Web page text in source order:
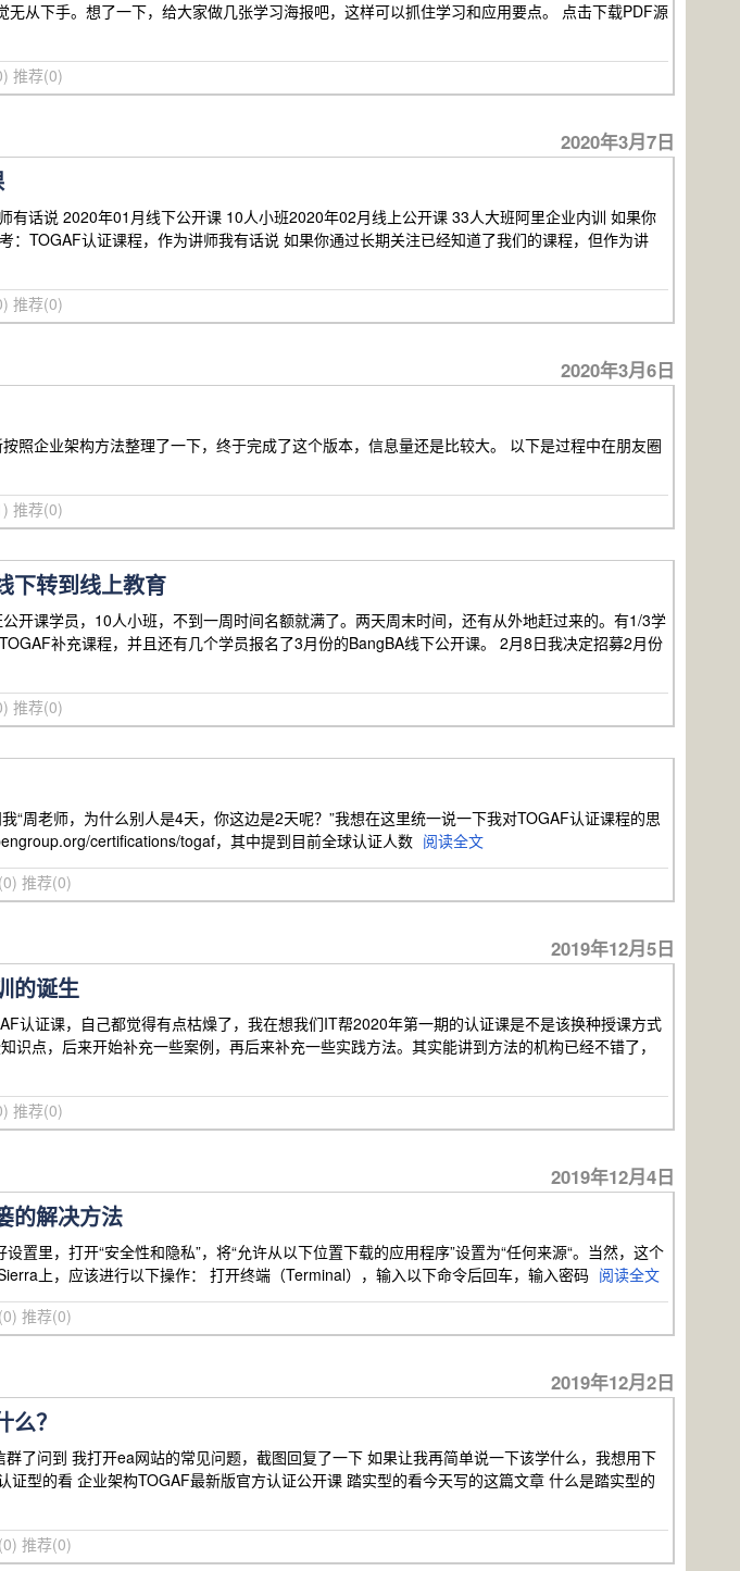
从下手。想了一下，给大家做几张学习海报吧，这样可以抓住学习和应用要点。 点击下载PDF源
推荐(0)
2020年3月7日
有话说 2020年01月线下公开课 10人小班2020年02月线上公开课 33人大班阿里企业内训 如果你
：TOGAF认证课程，作为讲师我有话说 如果你通过长期关注已经知道了我们的课程，但作为讲
推荐(0)
2020年3月6日
照企业架构方法整理了一下，终于完成了这个版本，信息量还是比较大。 以下是过程中在朋友圈
推荐(0)
下转到线上教育
开课学员，10人小班，不到一周时间名额就满了。两天周末时间，还有从外地赶过来的。有1/3学
补充课程，并且还有几个学员报名了3月份的BangBA线下公开课。 2月8日我决定招募2月份
推荐(0)
“周老师，为什么别人是4天，你这边是2天呢？”我想在这里统一说一下我对TOGAF认证课程的思
certifications/togaf，其中提到目前全球认证人数 阅读全文
推荐(0)
2019年12月5日
的诞生
认证课，自己都觉得有点枯燥了，我在想我们IT帮2020年第一期的认证课是不是该换种授课方式
识点，后来开始补充一些案例，再后来补充一些实践方法。其实能讲到方法的机构已经不错了，
推荐(0)
2019年12月4日
的解决方法
置里，打开“安全性和隐私”，将“允许从以下位置下载的应用程序”设置为“任何来源“。当然，这个
上，应该进行以下操作： 打开终端（Terminal），输入以下命令后回车，输入密码 阅读全文
推荐(0)
2019年12月2日
？
了问到 我打开ea网站的常见问题，截图回复了一下 如果让我再简单说一下该学什么，我想用下
型的看 企业架构TOGAF最新版官方认证公开课 踏实型的看今天写的这篇文章 什么是踏实型的
推荐(0)